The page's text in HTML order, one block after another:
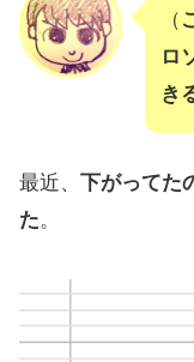
【追記】4時
た
CFDで儲か
（
ロ
き
最近、 下がってた
た。